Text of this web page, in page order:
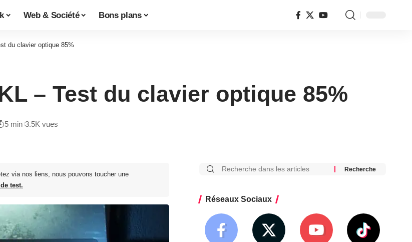
Web & Société Bons plans
du clavier optique 85%
– Test du clavier optique 85%
5 min 3.5K vues
via nos liens, nous pouvons toucher une
test.
Réseaux Sociaux